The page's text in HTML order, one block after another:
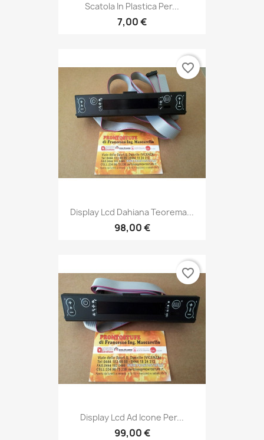
Scatola In Plastica Per...
7,00 €
Display Lcd Dahiana Teorema...
98,00 €
favorite_border
Display Lcd Ad Icone Per...
99,00 €
favorite_border